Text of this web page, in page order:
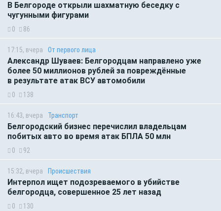
В Белгороде открыли шахматную беседку с
чугунными фигурами
0 86
17:15, вчера От первого лица
Александр Шуваев: Белгородцам направлено уже
более 50 миллионов рублей за повреждённые
в результате атак ВСУ автомобили
0 138
16:43, вчера Транспорт
Белгородский бизнес перечислил владельцам
побитых авто во время атак БПЛА 50 млн
0 92
15:32, вчера Происшествия
Интерпол ищет подозреваемого в убийстве
белгородца, совершенное 25 лет назад
0 130